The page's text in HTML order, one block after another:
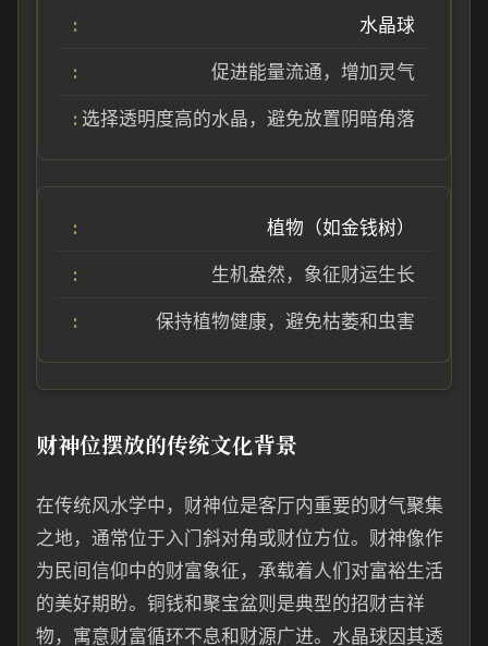
水晶球
促进能量流通，增加灵气
选择透明度高的水晶，避免放置阴暗角落
植物（如金钱树）
生机盎然，象征财运生长
保持植物健康，避免枯萎和虫害
财神位摆放的传统文化背景
在传统风水学中，财神位是客厅内重要的财气聚集
之地，通常位于入门斜对角或财位方位。财神像作
为民间信仰中的财富象征，承载着人们对富裕生活
的美好期盼。铜钱和聚宝盆则是典型的招财吉祥
物，寓意财富循环不息和财源广进。水晶球因其透